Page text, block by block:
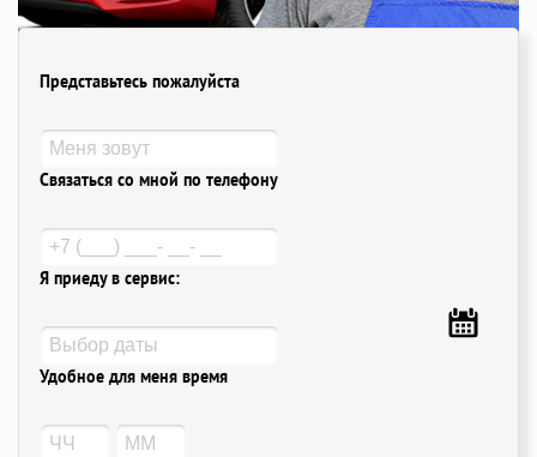
Представьтесь пожалуйста
Связаться со мной по телефону
Я приеду в сервис:
Удобное для меня время